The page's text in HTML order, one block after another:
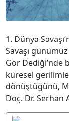
1. Dünya
Savaşı
Gör Dediği’nde
küresel
dönüştüğünü,
Doç. Dr. Serhan